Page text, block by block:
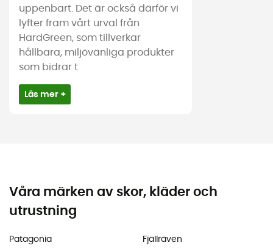
uppenbart. Det är också därför vi
lyfter fram vårt urval från
HardGreen, som tillverkar
hållbara, miljövänliga produkter
som bidrar t
Läs mer +
Våra märken av skor, kläder och
utrustning
Patagonia
Fjällräven